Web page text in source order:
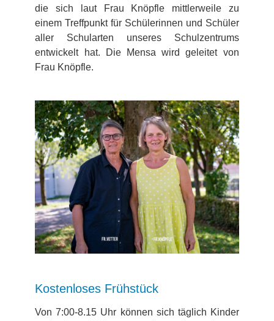
die sich laut Frau Knöpfle mittlerweile zu
einem Treffpunkt für Schülerinnen und Schüler
aller Schularten unseres Schulzentrums
entwickelt hat. Die Mensa wird geleitet von
Frau Knöpfle.
Kostenloses Frühstück
Von 7:00-8.15 Uhr können sich täglich Kinder